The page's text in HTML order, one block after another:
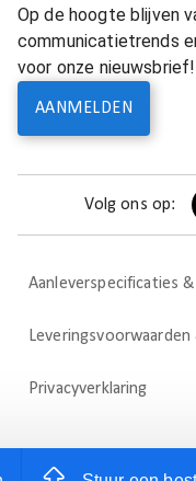
Op de hoogte blijven
communicatietrends
voor onze nieuwsbrief!
AANMELDEN
Volg ons op:
Aanleverspecificaties
Privacyverklaring